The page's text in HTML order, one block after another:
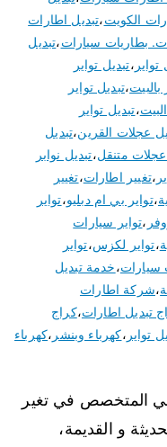
الكويت،تبديل اطارات
بطاريات سيارات،تبديل
تواير ،تبديل تواير
بالبيت،تبديل تواير
،تبديل تواير
عجلات القرين،تبديل
عجلات متنقل،تبديل نوابر
،تغيير اطارات،تغيير
،تواير بي ام دبليو،تواير
،تواير سيارات
،تواير لكزس،تواير
سيارات،خدمة تبديل
،شركة اطارات
تبديل اطارات،كراج
تواير ،كهرباء وبنشر ،كهرباء
المتخصص في تغير
و القديمة،